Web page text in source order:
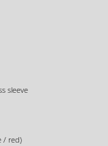
sleeve
/ red)